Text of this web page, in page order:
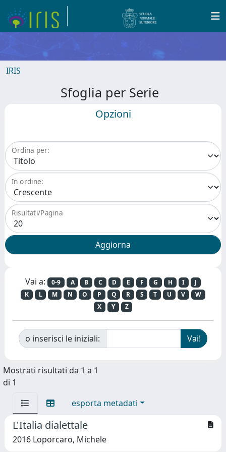
IRIS
Sfoglia per Serie
Opzioni
Ordina per:
In ordine:
Risultati/Pagina
Vai a: 0-9 A B C D E F G H I
J
K
L M N O P Q R S T U V
W
X
Y Z
o inserisci le iniziali:
Mostrati risultati da 1 a 1
di 1
esporta metadati
L'Italia dialettale
2016 Loporcaro, Michele